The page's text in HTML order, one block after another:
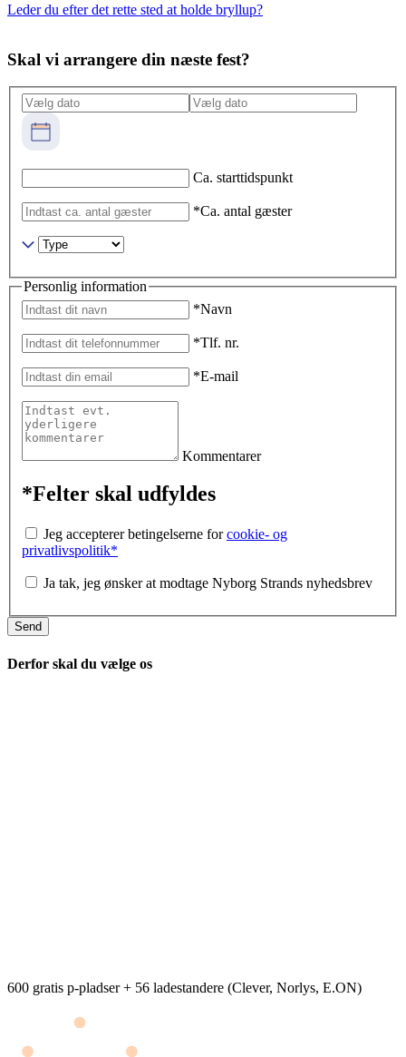
Leder du efter det rette sted at holde bryllup?
Skal vi arrangere din næste fest?
Ca. starttidspunkt
*Ca. antal gæster
Personlig information
*Navn
*Tlf. nr.
*E-mail
Kommentarer
*Felter skal udfyldes
Jeg accepterer betingelserne forcookie- og
privatlivspolitik*
Ja tak, jeg ønsker at modtage Nyborg Strands nyhedsbrev
Derfor skal du vælge os
600 gratis p-pladser + 56 ladestandere (Clever, Norlys, E.ON)